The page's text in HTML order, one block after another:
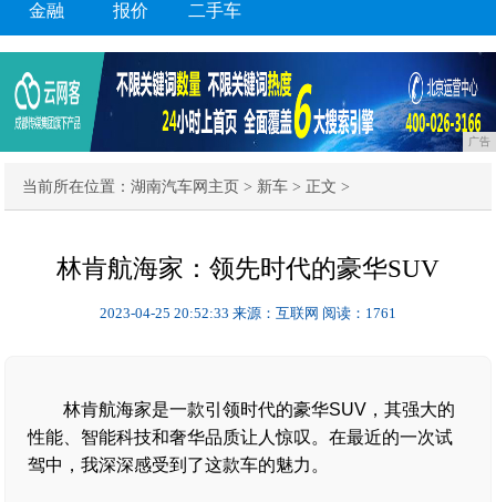
金融 报价 二手车
广告
当前所在位置：湖南汽车网主页 > 新车 > 正文 >
林肯航海家：领先时代的豪华SUV
2023-04-25 20:52:33 来源：互联网 阅读：1761
林肯航海家是一款引领时代的豪华SUV，其强大的
性能、智能科技和奢华品质让人惊叹。在最近的一次试
驾中，我深深感受到了这款车的魅力。